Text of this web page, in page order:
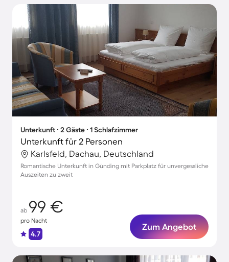
Unterkunft ∙ 2 Gäste ∙ 1 Schlafzimmer
Unterkunft für 2 Personen
Karlsfeld, Dachau, Deutschland
Romantische Unterkunft in Günding mit Parkplatz für unvergessliche
Auszeiten zu zweit
ab 99 €
pro Nacht
4.7
Zum Angebot